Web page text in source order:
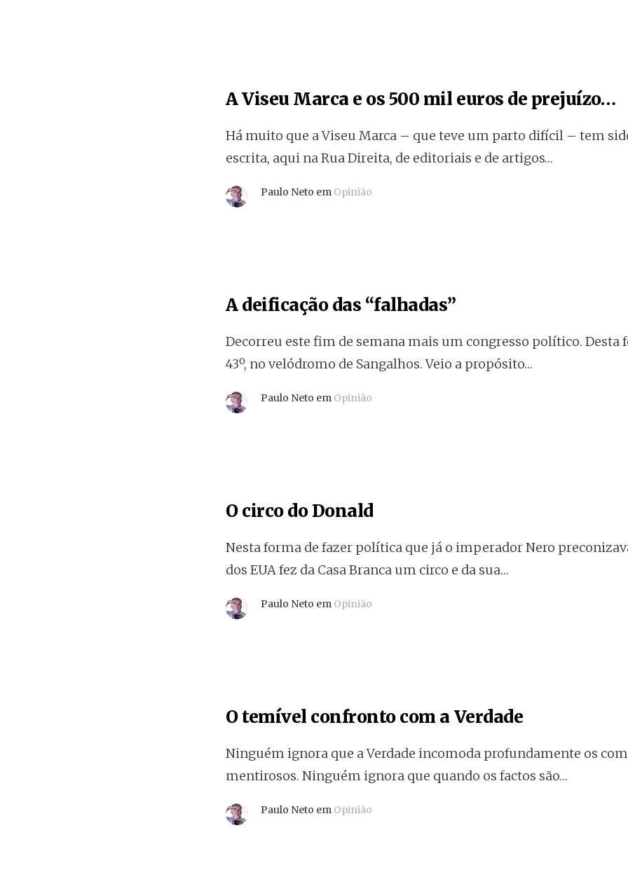
A Viseu Marca e os 500 mil euros de prejuízo…
Há muito que a Viseu Marca – que teve um parto difícil – tem
escrita, aqui na Rua Direita, de editoriais e de artigos…
Paulo Neto em Opinião
A deificação das “falhadas”
Decorreu este fim de semana mais um congresso político. Desta
43º, no velódromo de Sangalhos. Veio a propósito…
Paulo Neto em Opinião
O circo do Donald
Nesta forma de fazer política que já o imperador Nero
dos EUA fez da Casa Branca um circo e da sua…
Paulo Neto em Opinião
O temível confronto com a Verdade
Ninguém ignora que a Verdade incomoda profundamente os
mentirosos. Ninguém ignora que quando os factos são…
Paulo Neto em Opinião